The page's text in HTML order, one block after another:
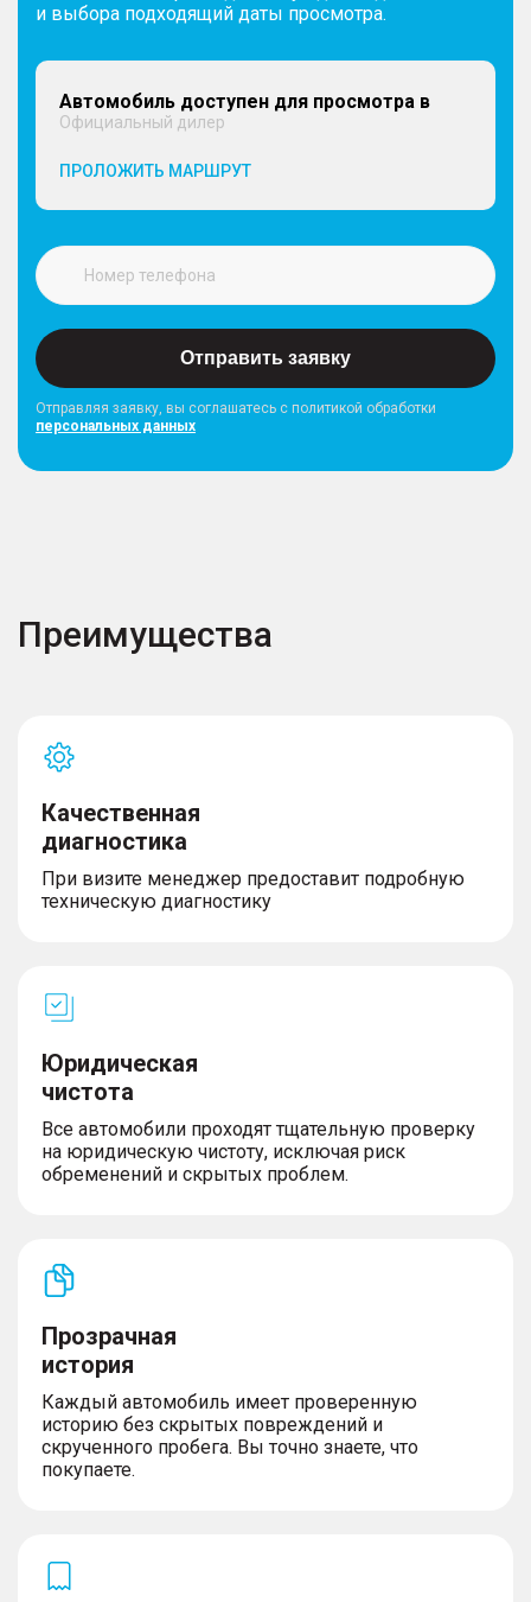
и выбора подходящий даты просмотра.
Автомобиль доступен для просмотра в
Официальный дилер
ПРОЛОЖИТЬ МАРШРУТ
Отправить заявку
Отправляя заявку, вы соглашатесь с политикой обработки
персональных данных
Преимущества
Качественная
диагностика
При визите менеджер предоставит подробную
техническую диагностику
Юридическая
чистота
Все автомобили проходят тщательную проверку
на юридическую чистоту, исключая риск
обременений и скрытых проблем.
Прозрачная
история
Каждый автомобиль имеет проверенную
историю без скрытых повреждений и
скрученного пробега. Вы точно знаете, что
покупаете.